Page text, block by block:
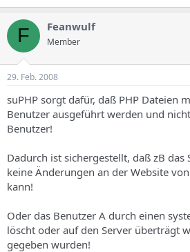
F Feanwulf
Member
29. Feb. 2008
suPHP sorgt dafür, daß PHP Dateien
Benutzer ausgeführt werden und
Benutzer!
Dadurch ist sichergestellt, daß zB das
keine Änderungen an der Website
kann!
Oder das Benutzer A durch einen
löscht oder auf den Server überträgt
gegeben wurden!